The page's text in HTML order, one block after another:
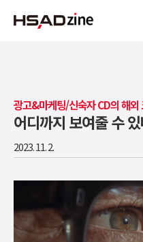
광고&마케팅/신숙자 CD의 해외
어디까지 보여줄 수
2023. 11. 2.